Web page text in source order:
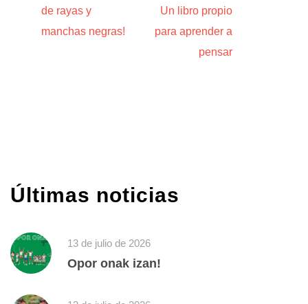
de rayas y
manchas negras!
Un libro propio
para aprender a
pensar
Últimas noticias
13 de julio de 2026
Opor onak izan!